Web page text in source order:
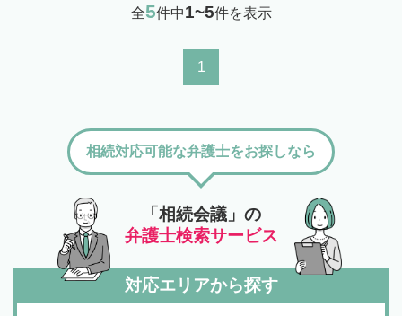
全5件中1~5件を表示
1
「相続会議」の
弁護士検索サービス
相続対応可能な弁護士をお探しなら
対応エリアから探す